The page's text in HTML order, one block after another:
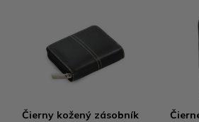
Čierny kožený zásobník